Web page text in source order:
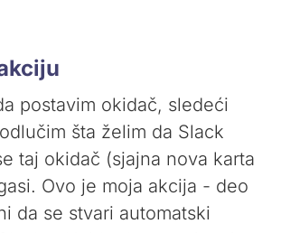
postavim okidač, sledeći
šta želim da Slack
taj okidač (sjajna nova karta
Ovo je moja akcija - deo
da se stvari automatski